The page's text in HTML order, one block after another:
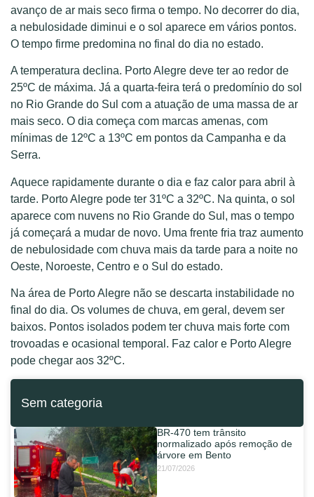
avanço de ar mais seco firma o tempo. No decorrer do dia,
a nebulosidade diminui e o sol aparece em vários pontos.
O tempo firme predomina no final do dia no estado.
A temperatura declina. Porto Alegre deve ter ao redor de
25ºC de máxima. Já a quarta-feira terá o predomínio do sol
no Rio Grande do Sul com a atuação de uma massa de ar
mais seco. O dia começa com marcas amenas, com
mínimas de 12ºC a 13ºC em pontos da Campanha e da
Serra.
Aquece rapidamente durante o dia e faz calor para abril à
tarde. Porto Alegre pode ter 31ºC a 32ºC. Na quinta, o sol
aparece com nuvens no Rio Grande do Sul, mas o tempo
já começará a mudar de novo. Uma frente fria traz aumento
de nebulosidade com chuva mais da tarde para a noite no
Oeste, Noroeste, Centro e o Sul do estado.
Na área de Porto Alegre não se descarta instabilidade no
final do dia. Os volumes de chuva, em geral, devem ser
baixos. Pontos isolados podem ter chuva mais forte com
trovoadas e ocasional temporal. Faz calor e Porto Alegre
pode chegar aos 32ºC.
Sem categoria
BR-470 tem trânsito
normalizado após remoção de
árvore em Bento
21/07/2026